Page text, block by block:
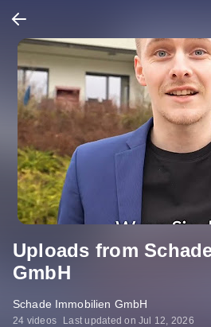
Uploads from
GmbH
Schade Immobilien GmbH
24 videos Last updated on Jul 12, 2026